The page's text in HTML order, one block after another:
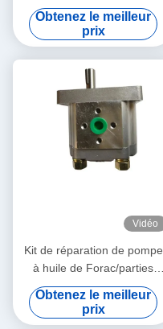
technique hydraulique
PVG100 PVG120 PVG075
d'excavatrice
Obtenez le meilleur
prix
Vidéo
Kit de réparation de pompe
à huile de Forac/parties
hydrauliques de pompe à
engrenages expédition - de
3 jours ouvrables
Obtenez le meilleur
prix